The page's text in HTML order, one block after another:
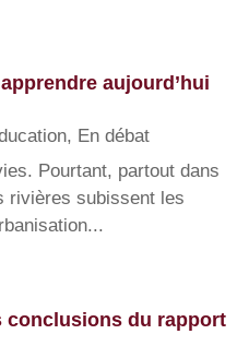
aujourd’hui
, En débat
Pourtant, partout dans
rivières subissent les
conclusions du rapport